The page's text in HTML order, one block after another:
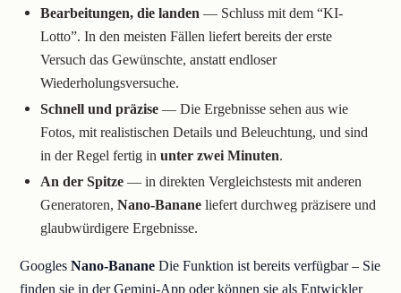
Bearbeitungen, die landen — Schluss mit dem “KI-
Lotto”. In den meisten Fällen liefert bereits der erste
Versuch das Gewünschte, anstatt endloser
Wiederholungsversuche.
Schnell und präzise — Die Ergebnisse sehen aus wie
Fotos, mit realistischen Details und Beleuchtung, und sind
in der Regel fertig inunter zwei Minuten.
An der Spitze — in direkten Vergleichstests mit anderen
Generatoren,Nano-Banane liefert durchweg präzisere und
glaubwürdigere Ergebnisse.
GooglesNano-Banane Die Funktion ist bereits verfügbar – Sie
finden sie in der Gemini-App oder können sie als Entwickler